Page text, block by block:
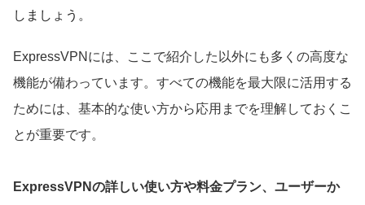
しましょう。
ExpressVPNには、ここで紹介した以外にも多くの高度な
機能が備わっています。すべての機能を最大限に活用する
ためには、基本的な使い方から応用までを理解しておくこ
とが重要です。
ExpressVPNの詳しい使い方や料金プラン、ユーザーか